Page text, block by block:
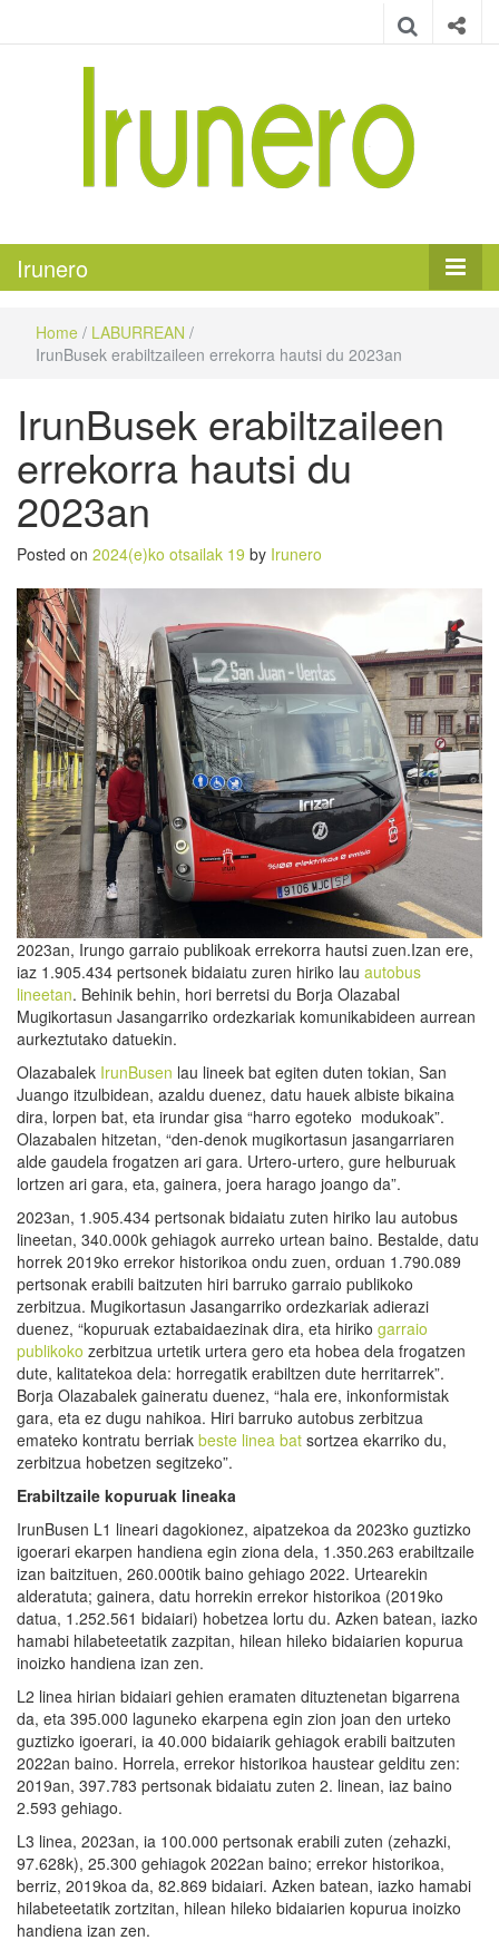
Irunero
Home / LABURREAN /
IrunBusek erabiltzaileen errekorra hautsi du 2023an
IrunBusek erabiltzaileen
errekorra hautsi du
2023an
Posted on 2024(e)ko otsailak 19 by Irunero
2023an, Irungo garraio publikoak errekorra hautsi zuen.Izan ere,
iaz 1.905.434 pertsonek bidaiatu zuren hiriko lau autobus
lineetan. Behinik behin, hori berretsi du Borja Olazabal
Mugikortasun Jasangarriko ordezkariak komunikabideen aurrean
aurkeztutako datuekin.
Olazabalek IrunBusen lau lineek bat egiten duten tokian, San
Juango itzulbidean, azaldu duenez, datu hauek albiste bikaina
dira, lorpen bat, eta irundar gisa “harro egoteko modukoak”.
Olazabalen hitzetan, “den-denok mugikortasun jasangarriaren
alde gaudela frogatzen ari gara. Urtero-urtero, gure helburuak
lortzen ari gara, eta, gainera, joera harago joango da”.
2023an, 1.905.434 pertsonak bidaiatu zuten hiriko lau autobus
lineetan, 340.000k gehiagok aurreko urtean baino. Bestalde, datu
horrek 2019ko errekor historikoa ondu zuen, orduan 1.790.089
pertsonak erabili baitzuten hiri barruko garraio publikoko
zerbitzua. Mugikortasun Jasangarriko ordezkariak adierazi
duenez, “kopuruak eztabaidaezinak dira, eta hiriko garraio
publikoko zerbitzua urtetik urtera gero eta hobea dela frogatzen
dute, kalitatekoa dela: horregatik erabiltzen dute herritarrek”.
Borja Olazabalek gaineratu duenez, “hala ere, inkonformistak
gara, eta ez dugu nahikoa. Hiri barruko autobus zerbitzua
emateko kontratu berriak beste linea bat sortzea ekarriko du,
zerbitzua hobetzen segitzeko”.
Erabiltzaile kopuruak lineaka
IrunBusen L1 lineari dagokionez, aipatzekoa da 2023ko guztizko
igoerari ekarpen handiena egin ziona dela, 1.350.263 erabiltzaile
izan baitzituen, 260.000tik baino gehiago 2022. Urtearekin
alderatuta; gainera, datu horrekin errekor historikoa (2019ko
datua, 1.252.561 bidaiari) hobetzea lortu du. Azken batean, iazko
hamabi hilabeteetatik zazpitan, hilean hileko bidaiarien kopurua
inoizko handiena izan zen.
L2 linea hirian bidaiari gehien eramaten dituztenetan bigarrena
da, eta 395.000 laguneko ekarpena egin zion joan den urteko
guztizko igoerari, ia 40.000 bidaiarik gehiagok erabili baitzuten
2022an baino. Horrela, errekor historikoa haustear gelditu zen:
2019an, 397.783 pertsonak bidaiatu zuten 2. linean, iaz baino
2.593 gehiago.
L3 linea, 2023an, ia 100.000 pertsonak erabili zuten (zehazki,
97.628k), 25.300 gehiagok 2022an baino; errekor historikoa,
berriz, 2019koa da, 82.869 bidaiari. Azken batean, iazko hamabi
hilabeteetatik zortzitan, hilean hileko bidaiarien kopurua inoizko
handiena izan zen.